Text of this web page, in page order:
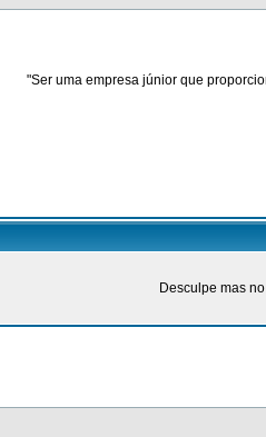
"Ser uma empresa júnior que
Desculpe mas